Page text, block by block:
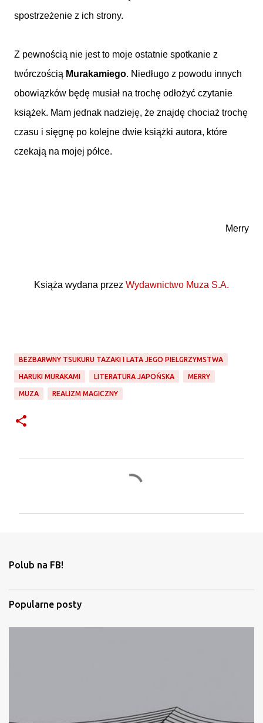
spostrzeżenie z ich strony.
Z pewnością nie jest to moje ostatnie spotkanie z
twórczością Murakamiego. Niedługo z powodu innych
obowiązków będę musiał na trochę odłożyć czytanie
książek. Mam jednak nadzieję, że znajdę chociaż trochę
czasu i sięgnę po kolejne dwie książki autora, które
czekają na mojej półce.
Merry
Książa wydana przez Wydawnictwo Muza S.A.
BEZBARWNY TSUKURU TAZAKI I LATA JEGO PIELGRZYMSTWA
HARUKI MURAKAMI LITERATURA JAPOŃSKA MERRY
MUZA REALIZM MAGICZNY
t
r
z
e
Polub na FB!
Popularne posty